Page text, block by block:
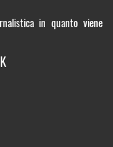
in quanto viene